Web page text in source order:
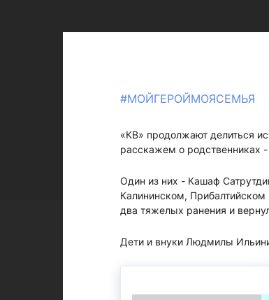
#МОЙГЕРОЙМОЯСЕМЬЯ
«КВ» продолжают делиться
расскажем о родственниках
Один из них - Кашаф
Калининском,
два тяжелых ранения и
Дети и внуки Людмилы